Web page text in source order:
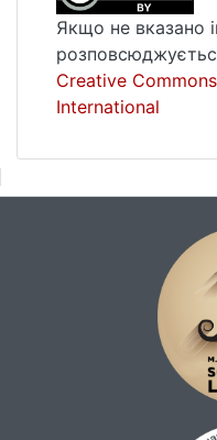
Якщо не вказано
Creative
International